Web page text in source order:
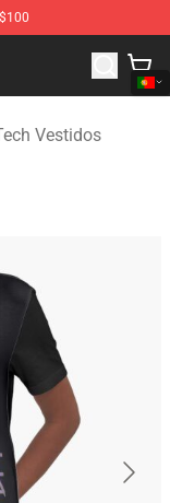
Merchandise Store
Vestidos